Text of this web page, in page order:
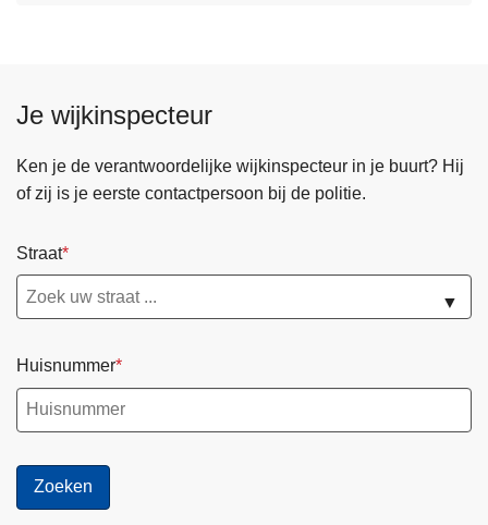
Je wijkinspecteur
Ken je de verantwoordelijke wijkinspecteur in je buurt? Hij
of zij is je eerste contactpersoon bij de politie.
Straat
▼
Huisnummer